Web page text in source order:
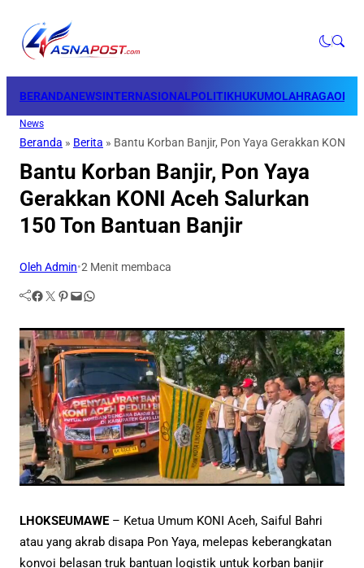
BERANDANEWSINTERNASIONALPOLITIKHUKUMOLAHRAGAOPINI
News
Beranda » Berita » Bantu Korban Banjir, Pon Yaya Gerakkan KONI
Bantu Korban Banjir, Pon Yaya
Gerakkan KONI Aceh Salurkan
150 Ton Bantuan Banjir
Oleh Admin•2 Menit membaca
Facebook Twitter Pinterest Mail WhatsApp
LHOKSEUMAWE– Ketua Umum KONI Aceh, Saiful Bahri
atau yang akrab disapa Pon Yaya, melepas keberangkatan
konvoi belasan truk bantuan logistik untuk korban banjir